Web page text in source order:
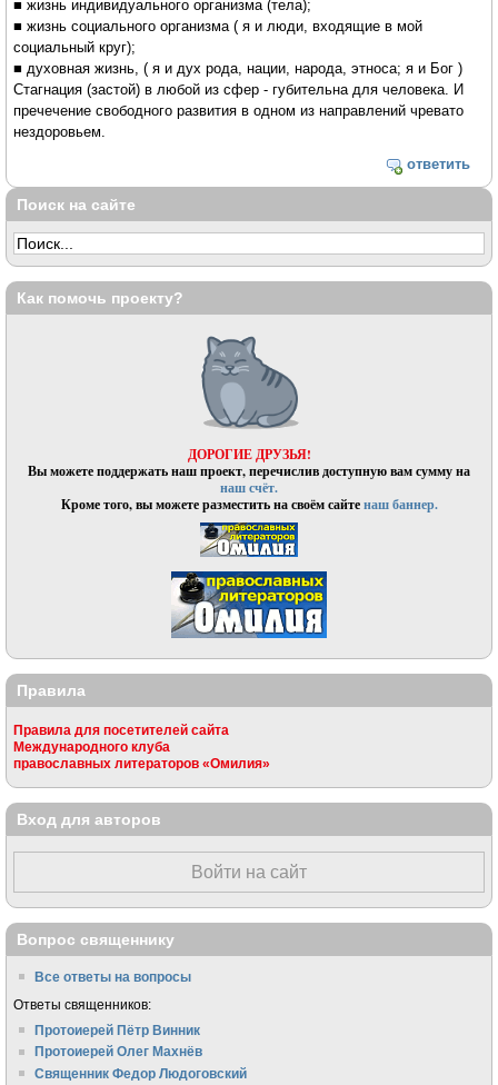
■ жизнь индивидуального организма (тела);
■ жизнь социального организма ( я и люди, входящие в мой
социальный круг);
■ духовная жизнь, ( я и дух рода, нации, народа, этноса; я и Бог )
Стагнация (застой) в любой из сфер - губительна для человека. И
пречечение свободного развития в одном из направлений чревато
нездоровьем.
ответить
Поиск на сайте
Как помочь проекту?
ДОРОГИЕ ДРУЗЬЯ!
Вы можете поддержать наш проект, перечислив доступную вам сумму на
наш счёт.
Кроме того, вы можете разместить на своём сайтенаш баннер.
Правила
Правила для посетителей сайта
Международного клуба
православных литераторов «Омилия»
Вход для авторов
Войти на сайт
Вопрос священнику
Все ответы на вопросы
Ответы священников:
Протоиерей Пётр Винник
Протоиерей Олег Махнёв
Священник Федор Людоговский